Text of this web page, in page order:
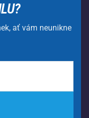
ať vám neunikne